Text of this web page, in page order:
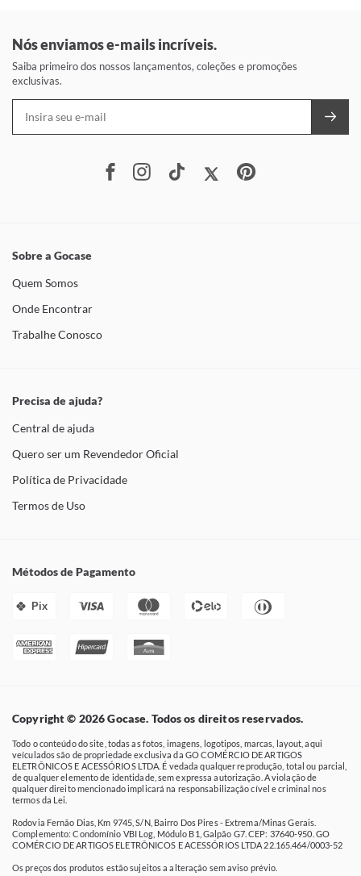
Nós enviamos e-mails incríveis.
Saiba primeiro dos nossos lançamentos, coleções e promoções
exclusivas.
Sobre a Gocase
Quem Somos
Onde Encontrar
Trabalhe Conosco
Precisa de ajuda?
Central de ajuda
Quero ser um Revendedor Oficial
Política de Privacidade
Termos de Uso
Métodos de Pagamento
Pix
Copyright © 2026 Gocase. Todos os direitos reservados.
Todo o conteúdo do site, todas as fotos, imagens, logotipos, marcas, layout, aqui
veículados são de propriedade exclusiva da GO COMÉRCIO DE ARTIGOS
ELETRÔNICOS E ACESSÓRIOS LTDA. É vedada qualquer reprodução, total ou parcial,
de qualquer elemento de identidade, sem expressa autorização. A violação de
qualquer direito mencionado implicará na responsabilização cível e criminal nos
termos da Lei.
Rodovia Fernão Dias, Km 9745, S/N, Bairro Dos Pires - Extrema/Minas Gerais.
Complemento: Condomínio VBI Log, Módulo B1, Galpão G7. CEP: 37640-950. GO
COMÉRCIO DE ARTIGOS ELETRÔNICOS E ACESSÓRIOS LTDA 22.165.464/0003-52
Os preços dos produtos estão sujeitos a alteração sem aviso prévio.